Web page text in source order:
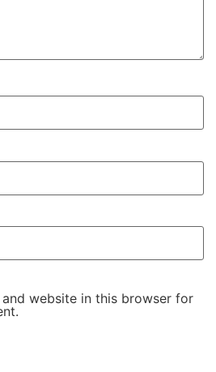
and website in this browser for